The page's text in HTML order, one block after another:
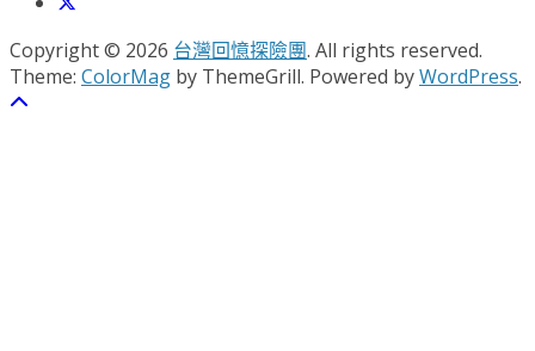
Copyright © 2026 台灣回憶探險團. All rights reserved.
Theme: ColorMag by ThemeGrill. Powered byWordPress.